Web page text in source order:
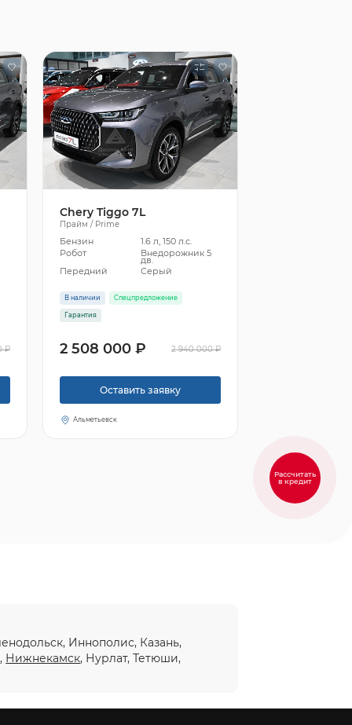
₽
Chery Tiggo 7L
Прайм / Prime
Бензин
1.6 л, 150 л.с.
Робот
Внедорожник 5
дв.
Передний
Серый
В наличии Спецпредложение
Гарантия
2 508 000 ₽ 2 940 000 ₽
Оставить заявку
Альметьевск
Иннополис, Казань,
, Нижнекамск, Нурлат, Тетюши,
Рассчитать
в кредит